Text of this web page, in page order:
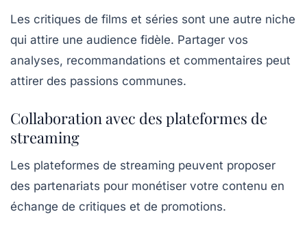
Les critiques de films et séries sont une autre niche
qui attire une audience fidèle. Partager vos
analyses, recommandations et commentaires peut
attirer des passions communes.
Collaboration avec des plateformes de
streaming
Les plateformes de streaming peuvent proposer
des partenariats pour monétiser votre contenu en
échange de critiques et de promotions.